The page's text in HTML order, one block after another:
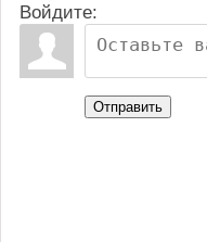
Войдите:
Отправить